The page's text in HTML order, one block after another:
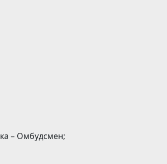
– Омбудсмен;